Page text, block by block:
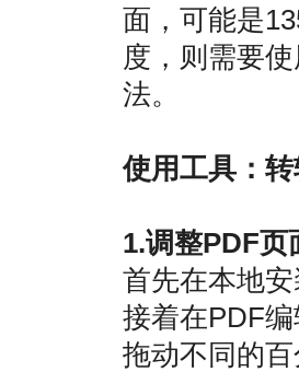
面，可能是
度，则需要
法。
使用工具：
1.调整PDF页
首先在本地
接着在PDF
拖动不同的